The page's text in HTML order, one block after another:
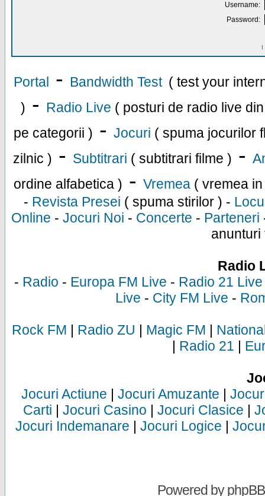
Username:
Password:
I
Portal - Bandwidth Test ( test your
) - Radio Live ( posturi de radio live
pe categorii ) - Jocuri ( spuma jocurilor
zilnic ) - Subtitrari ( subtitrari filme ) -
ordine alfabetica ) - Vremea ( vremea
- Revista Presei ( spuma stirilor ) -
Online - Jocuri Noi - Concerte - Parteneri
anunturi
Radio
- Radio - Europa FM Live - Radio 21 Live
Live - City FM Live -
Rock FM | Radio ZU | Magic FM |
| Radio 21 |
Jocuri Actiune | Jocuri Amuzante |
Carti | Jocuri Casino | Jocuri Clasice |
Jocuri Indemanare | Jocuri Logice |
Powered byphpBB